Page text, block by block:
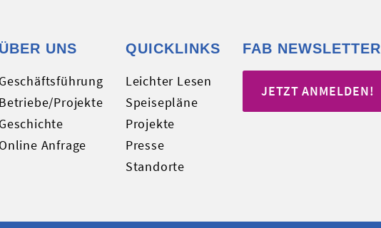
ÜBER UNS
Geschäftsführung
Betriebe/Projekte
Geschichte
Online Anfrage
QUICKLINKS
Leichter Lesen
Speisepläne
Projekte
Presse
Standorte
FAB NEWSLETTER
JETZT ANMELDEN!